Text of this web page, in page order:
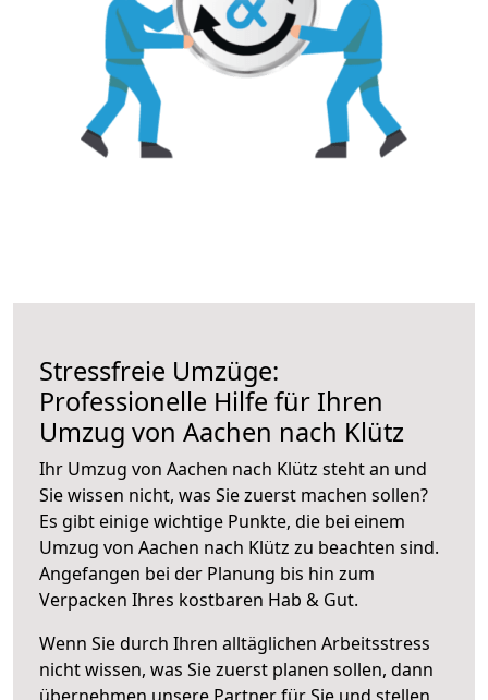
Stressfreie Umzüge:
Professionelle Hilfe für Ihren
Umzug von Aachen nach Klütz
Ihr Umzug von Aachen nach Klütz steht an und
Sie wissen nicht, was Sie zuerst machen sollen?
Es gibt einige wichtige Punkte, die bei einem
Umzug von Aachen nach Klütz zu beachten sind.
Angefangen bei der Planung bis hin zum
Verpacken Ihres kostbaren Hab & Gut.
Wenn Sie durch Ihren alltäglichen Arbeitsstress
nicht wissen, was Sie zuerst planen sollen, dann